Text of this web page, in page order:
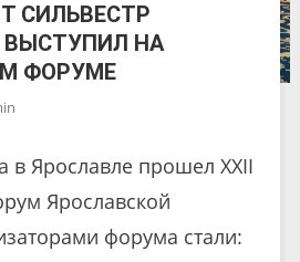
СИЛЬВЕСТР
НА
ФОРУМЕ
в Ярославле прошел XXII
Ярославской
форума стали: